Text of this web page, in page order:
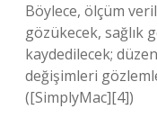
Böylece, ölçüm
gözükecek, sağlık
kaydedilecek;
değişimleri
([SimplyMac][4])